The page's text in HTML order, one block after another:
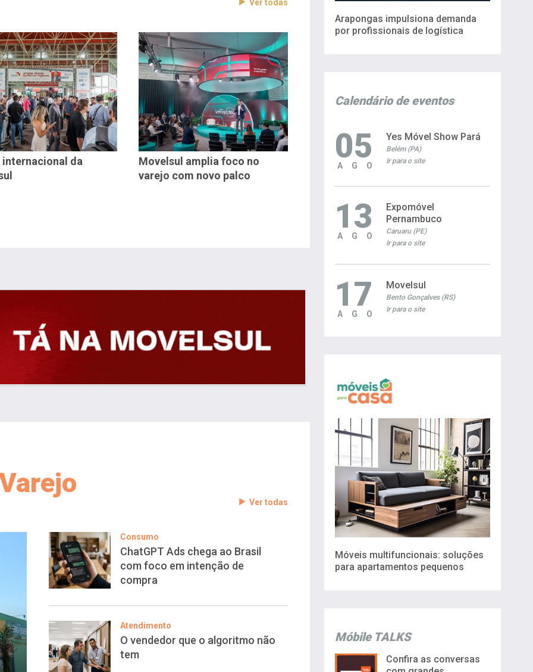
Ver todas
internacional da
Movelsul amplia foco no
varejo com novo palco
Ver todas
Consumo
ChatGPT Ads chega ao Brasil
com foco em intenção de
compra
Atendimento
O vendedor que o algoritmo não
tem
Arapongas impulsiona demanda
por profissionais de logística
Calendário de eventos
05
AGO
Yes Móvel Show Pará
Belém (PA)
Ir para o site
13
AGO
Expomóvel
Pernambuco
Caruaru (PE)
Ir para o site
17
AGO
Movelsul
Bento Gonçalves (RS)
Ir para o site
Móveis multifuncionais: soluções
para apartamentos pequenos
Móbile TALKS
Confira as conversas